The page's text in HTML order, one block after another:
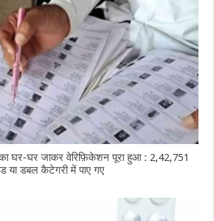
घर-घर जाकर वेरिफ़िकेशन पूरा हुआ : 2,42,751
या डबल कैटेगरी में पाए गए